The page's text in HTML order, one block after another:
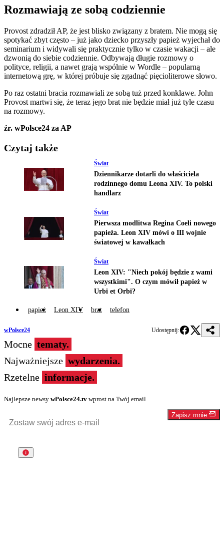
Rozmawiają ze sobą codziennie
Provost zdradził AP, że jest blisko związany z bratem. Nie mogą się
spotykać zbyt często – już jako dziecko przyszły papież wyjechał do
seminarium i widywali się praktycznie tylko w czasie wakacji – ale
dzwonią do siebie codziennie. Odbywają długie rozmowy o
polityce, religii, a nawet grają wspólnie w Wordle – popularną
internetową grę, w której próbuje się zgadnąć pięcioliterowe słowo.
Po raz ostatni bracia rozmawiali ze sobą tuż przed konklawe. John
Provost martwi się, że teraz jego brat nie będzie miał już tyle czasu
na rozmowy.
źr. wPolsce24 za AP
Czytaj także
Świat
Dziennikarze dotarli do właściciela
rodzinnego domu Leona XIV. To polski
handlarz
Świat
Pierwsza modlitwa Regina Coeli nowego
papieża. Leon XIV mówi o III wojnie
światowej w kawałkach
Świat
Leon XIV: "Niech pokój będzie z wami
wszystkimi". O czym mówił papież w
Urbi et Orbi?
papież Leon XIV brat telefon
wPolsce24 Udostępnij:
Mocne tematy.
Najważniejsze wydarzenia.
Rzetelne informacje.
Najlepsze newsy wPolsce24.tv wprost na Twój email
Zapisz mnie